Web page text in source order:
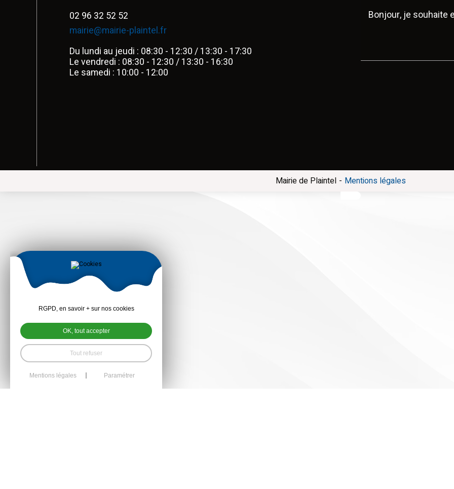
02 96 32 52 52
mairie@mairie-plaintel.fr
Du lundi au jeudi : 08:30 - 12:30 / 13:30 - 17:30
Le vendredi : 08:30 - 12:30 / 13:30 - 16:30
Le samedi : 10:00 - 12:00
Mairie de Plaintel - Mentions légales
RGPD, en savoir + sur nos cookies
OK, tout accepter
Tout refuser
Mentions légales Paramétrer